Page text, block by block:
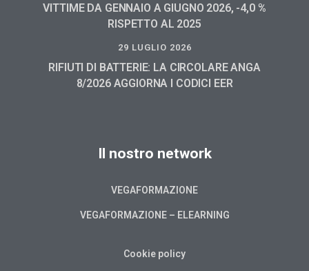
VITTIME DA GENNAIO A GIUGNO 2026, -4,0 %
RISPETTO AL 2025
29 LUGLIO 2026
RIFIUTI DI BATTERIE: LA CIRCOLARE ANGA
8/2026 AGGIORNA I CODICI EER
Il nostro network
VEGAFORMAZIONE
VEGAFORMAZIONE – ELEARNING
Cookie policy